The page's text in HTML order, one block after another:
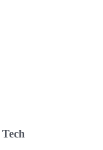
Tech